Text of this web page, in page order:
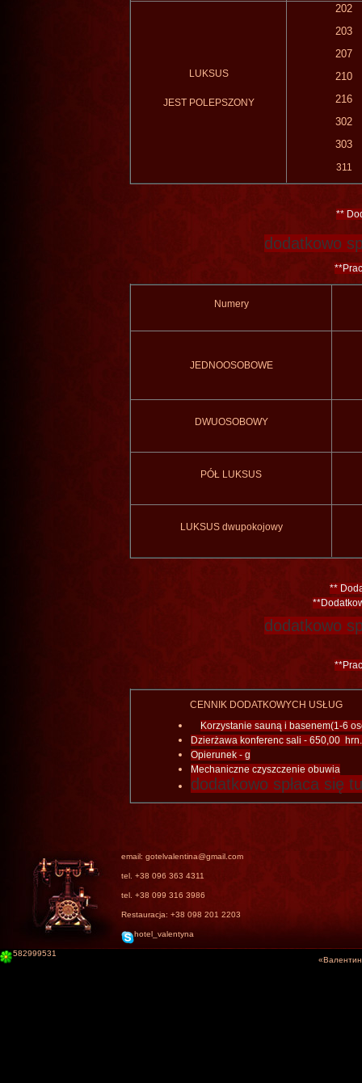
LUKSUS
JEST POLEPSZONY
202
203
207
210
216
302
303
311
**
dodatkowo
**
Numery
JEDNOOSOBOWE
DWUOSOBOWY
PÓŁ LUKSUS
LUKSUS dwupokojowy
**
​**
dodatkowo
**
CENNIK DODATKOWYCH USŁUG
Korzystanie sauną i basenem(1-6
Dzierżawa konferenc sali - 650,00 hrn
Opierunek - g
Mechaniczne czyszczenie obuwia
dodatkowo spłaca się
email: gotelvalentina@gmail.com
tel. +38 096 363 4311
tel. +38 099 316 3986
Restauracja: +38 098 201 2203
hotel_valentyna
582999531